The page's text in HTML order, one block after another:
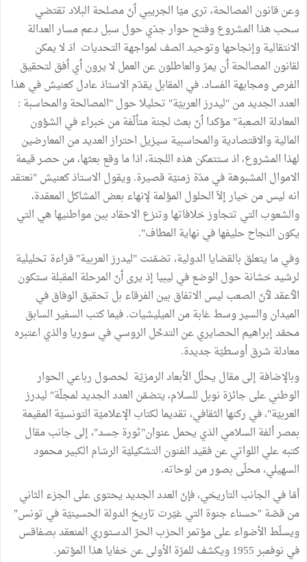
وعن قانون المصالحة، ترى ميّا الجريبي ٲنّ مصلحة البلاد تقتضي
سحب هذا المشروع وفتح حوار جدّي حول سبل دعم مسار العدالة
الانتقالية وإنجاحها وتوحيد الصف لمواجهة التحديات اذ لا يمكن
لقانون المصالحة ٲن يمرّ والعاطلون عن العمل لا يرون ٲي ٲفق لتحقيق
الفرص ومجابهة الفساد. في المقابل يقدّم الاستاذ عادل كعنيش في هذا
العدد الجديد من "ليدرز العربيّة" تحليلا حول "المصالحة والمحاسبة :
المعادلة الصعبة" مؤكدا ٲنّ بعث لجنة متٲلّفة من خبراء في الشؤون
المالية والاقتصادية والمحاسبية سيزيل احتراز العديد من المعارضين
لهذا المشروع، اذ ستتمكن هذه اللجنة، اذا ما وقع بعثها، من حصر قيمة
الاموال المشبوهة في مدّة زمنيّة قصيرة. ويقول الاستاذ كعنيش "نعتقد
انه ليس من خيار إلاّ الحلول المؤلمة لإنهاء بعض المشاكل المعقدة،
والشعوب التي تتجاوز خلافاتها وتنزع الاحقاد بين مواطنيها هي التي
يكون النجاح حليفها في نهاية المطاف".
وفي ما يتعلق بالقضايا الدولية، تضمّنت "ليدرز العربية" قراءة تحليلية
لرشيد خشانة حول الوضع في ليبيا إذ يرى ٲنّ المرحلة المقبلة ستكون
الٲعقد لٲنّ الصعب ليس الاتفاق بين الفرقاء بل تحقيق الوفاق في
الميدان والسير وسط غابة من الميليشيات. فيما كتب السفير السابق
محمّد إبراهيم الحصايري عن التدخّل الروسي في سوريا والذي اعتبره
معادلة شرق أوسطيّة جديدة.
وبالإضافة إلى مقال يحلّل الأبعاد الرمزيّة لحصول رباعي الحوار
الوطني على جائزة نوبل للسلام، يتضمّن العدد الجديد لمجلّة" ليدرز
العربيّة"، في ركنها الثقافي، تقديما لكتاب الإعلاميّة التونسيّة المقيمة
بمصر ألفة السلامي الذي يحمل عنوان"ثورة جسد"، إلى جانب مقال
كتبه علي اللواتي عن فقيد الفنون التشكيليّة الرسّام الكبير محمود
السهيلي، محلّى بصور من لوحاته.
أمّا في الجانب التاريخي، فإنّ العدد الجديد يحتوى على الجزء الثاني
من قصّة "حسناء جنوة التي غيّرت تاريخ الدولة الحسينيّة في تونس"
ويسلّط الأضواء على مؤتمر الحزب الحرّ الدستوري المنعقد بصفاقس
في نوفمبر 1955 ويكشف للمرّة الأولى عن خفايا هذا المؤتمر.